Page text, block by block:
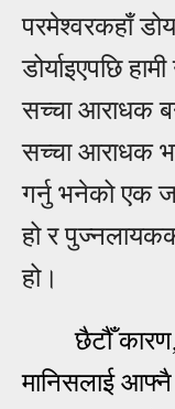
परमेश्वरकहाँ
डोर्याइएपछि
सच्चा आराधक
सच्चा आराधक
गर्नु भनेको एक
हो र
हो।
छैटौँ
मानिसलाई आफ्नै